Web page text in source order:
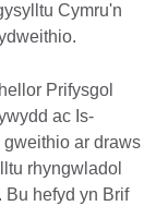
Cymru'n
Prifysgol
ac Is-
ar draws
rhyngwladol
Bu hefyd yn Brif